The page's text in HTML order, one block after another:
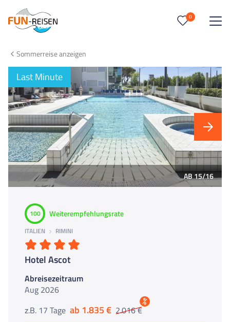
0
Keine Reisen auf der Merkliste
Sommerreise anzeigen
Last Minute
AB 15/16
100 Weiterempfehlungsrate
ITALIEN RIMINI
Hotel Ascot
Abreisezeitraum
Aug 2026
z.B. 17 Tage ab 1.835 € 2.016 €
%